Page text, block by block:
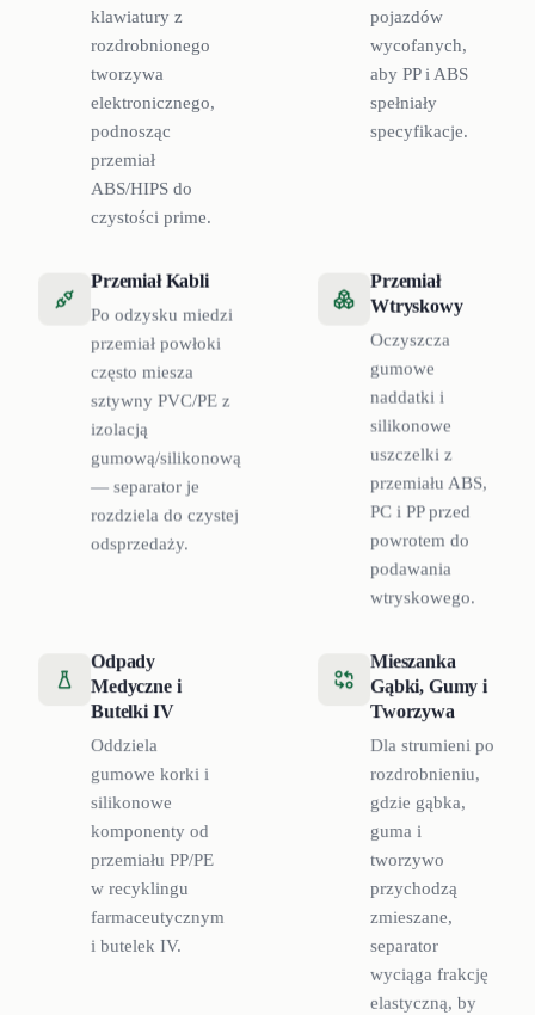
klawiatury z
rozdrobnionego
tworzywa
elektronicznego,
podnosząc
przemiał
ABS/HIPS do
czystości prime.
pojazdów
wycofanych,
aby PP i ABS
spełniały
specyfikacje.
Przemiał Kabli
Po odzysku miedzi
przemiał powłoki
często miesza
sztywny PVC/PE z
izolacją
gumową/silikonową
— separator je
rozdziela do czystej
odsprzedaży.
Przemiał
Wtryskowy
Oczyszcza
gumowe
naddatki i
silikonowe
uszczelki z
przemiału ABS,
PC i PP przed
powrotem do
podawania
wtryskowego.
Odpady
Medyczne i
Butelki IV
Oddziela
gumowe korki i
silikonowe
komponenty od
przemiału PP/PE
w recyklingu
farmaceutycznym
i butelek IV.
Mieszanka
Gąbki, Gumy i
Tworzywa
Dla strumieni po
rozdrobnieniu,
gdzie gąbka,
guma i
tworzywo
przychodzą
zmieszane,
separator
wyciąga frakcję
elastyczną, by